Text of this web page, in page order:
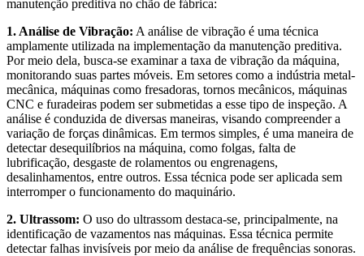
manutenção preditiva no chão de fábrica:
1. Análise de Vibração: A análise de vibração é uma técnica
amplamente utilizada na implementação da manutenção preditiva.
Por meio dela, busca-se examinar a taxa de vibração da máquina,
monitorando suas partes móveis. Em setores como a indústria metal-
mecânica, máquinas como fresadoras, tornos mecânicos, máquinas
CNC e furadeiras podem ser submetidas a esse tipo de inspeção. A
análise é conduzida de diversas maneiras, visando compreender a
variação de forças dinâmicas. Em termos simples, é uma maneira de
detectar desequilíbrios na máquina, como folgas, falta de
lubrificação, desgaste de rolamentos ou engrenagens,
desalinhamentos, entre outros. Essa técnica pode ser aplicada sem
interromper o funcionamento do maquinário.
2. Ultrassom: O uso do ultrassom destaca-se, principalmente, na
identificação de vazamentos nas máquinas. Essa técnica permite
detectar falhas invisíveis por meio da análise de frequências sonoras.